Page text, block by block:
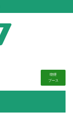
喫煙
ブース